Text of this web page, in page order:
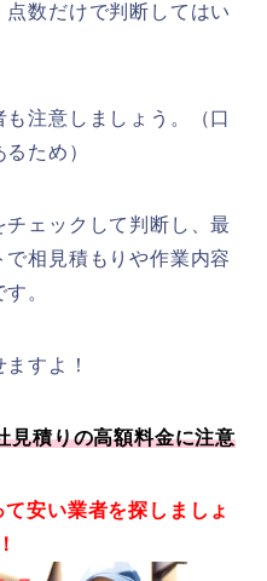
数だけで判断してはい
注意しましょう。（口
ため）
ェックして判断し、最
相見積もりや作業内容
。
すよ！
見積りの高額料金に注意
安い業者を探しましょ